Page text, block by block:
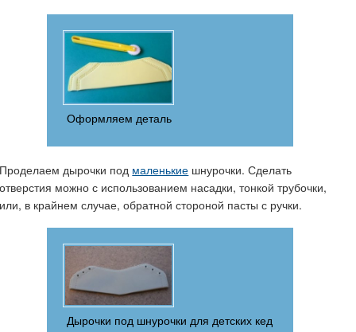
Оформляем деталь
Проделаем дырочки под маленькие шнурочки. Сделать
отверстия можно с использованием насадки, тонкой трубочки,
или, в крайнем случае, обратной стороной пасты с ручки.
Дырочки под шнурочки для детских кед